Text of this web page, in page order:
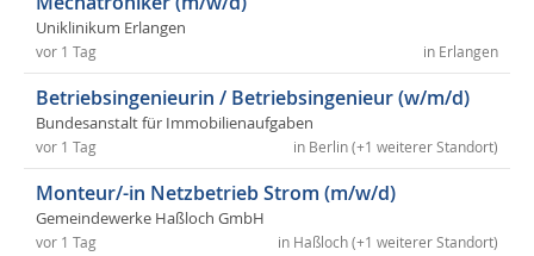
Uniklinikum Erlangen
in Erlangen
vor 1 Tag
Betriebsingenieurin / Betriebsingenieur (w/m/d)
Bundesanstalt für Immobilienaufgaben
in Berlin (+1 weiterer Standort)
vor 1 Tag
Monteur/-in Netzbetrieb Strom (m/w/d)
Gemeindewerke Haßloch GmbH
in Haßloch (+1 weiterer Standort)
vor 1 Tag